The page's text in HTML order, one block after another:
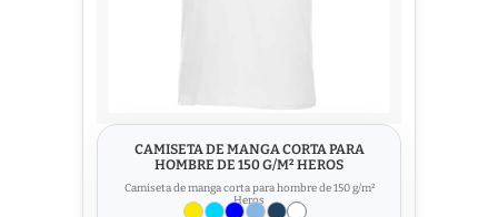
CAMISETA DE MANGA CORTA PARA
HOMBRE DE 150 G/M² HEROS
Camiseta de manga corta para hombre de 150 g/m²
Heros